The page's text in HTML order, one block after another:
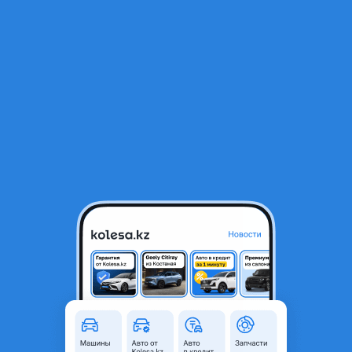
30 705₸ x48